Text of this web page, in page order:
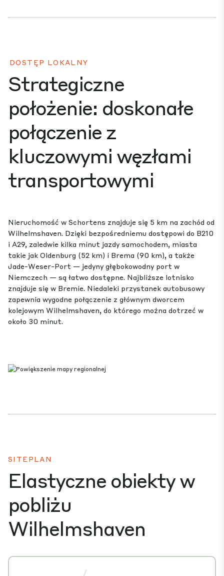
DOSTĘP LOKALNY
Strategiczne
położenie: doskonałe
połączenie z
kluczowymi węzłami
transportowymi
Nieruchomość w Schortens znajduje się 5 km na zachód od
Wilhelmshaven. Dzięki bezpośredniemu dostępowi do B210
i A29, zaledwie kilka minut jazdy samochodem, miasta
takie jak Oldenburg (52 km) i Brema (90 km), a także
Jade-Weser-Port — jedyny głębokowodny port w
Niemczech — są łatwo dostępne. Najbliższe lotnisko
znajduje się w Bremie. Niedaleki przystanek autobusowy
zapewnia wygodne połączenie z głównym dworcem
kolejowym Wilhelmshaven, do którego można dotrzeć w
około 30 minut.
SITEPLAN
Elastyczne obiekty w
pobliżu
Wilhelmshaven